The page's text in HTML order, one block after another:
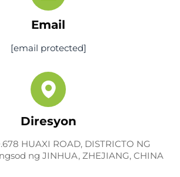
Email
[email protected]
Diresyon
HUAXI ROAD, DISTRICTO NG
ng JINHUA, ZHEJIANG, CHINA